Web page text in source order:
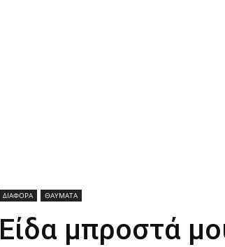
ΔΙΑΦΟΡΑ ΘΑΥΜΑΤΑ
Είδα μπροστά